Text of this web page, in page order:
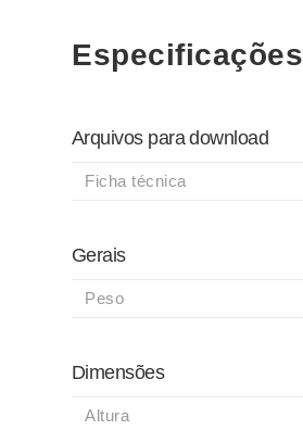
Especificações
Arquivos para download
Ficha técnica
Gerais
Peso
Dimensões
Altura